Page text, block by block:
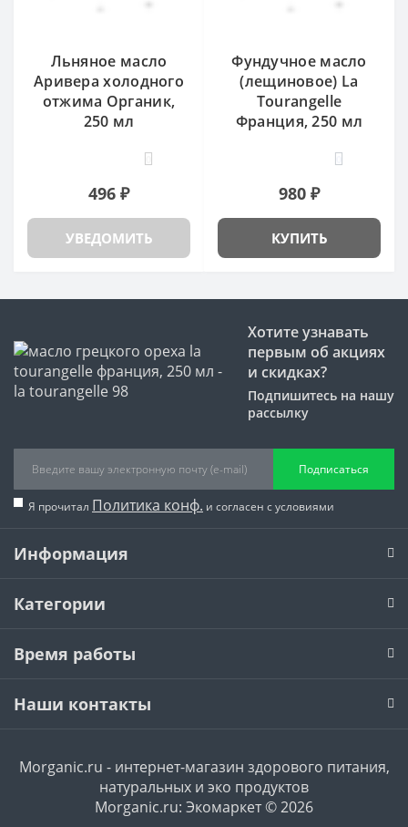
Льняное масло
Аривера холодного
отжима Органик,
250 мл
496 ₽
УВЕДОМИТЬ
Фундучное масло
(лещиновое) La
Tourangelle
Франция, 250 мл
980 ₽
КУПИТЬ
Хотите узнавать
первым об акциях
и скидках?
Подпишитесь на нашу
рассылку
Подписаться
Я прочитал Политика конф. и согласен с условиями
Информация
Категории
Время работы
Наши контакты
Morganic.ru - интернет-магазин здорового питания,
натуральных и эко продуктов
Morganic.ru: Экомаркет © 2026